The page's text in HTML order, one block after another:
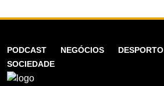
PODCAST NEGÓCIOS DESPORTO
SOCIEDADE